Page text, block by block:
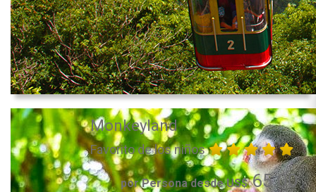
Monkeyland
Favorito de los niños
por Persona desde US$65.00